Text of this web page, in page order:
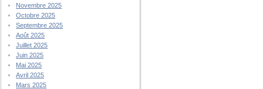
Novembre 2025
Octobre 2025
Septembre 2025
Août 2025
Juillet 2025
Juin 2025
Mai 2025
Avril 2025
Mars 2025